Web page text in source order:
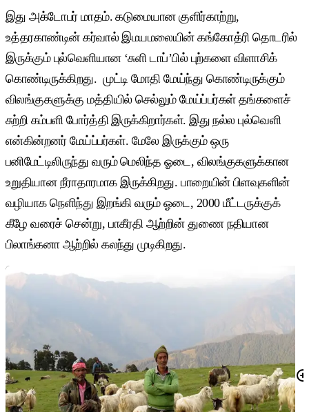
இது அக்டோபர் மாதம். கடுமையான குளிர்காற்று,
உத்தரகாண்டின் கர்வால் இமயமலையின் கங்கோத்ரி தொடரில்
இருக்கும் புல்வெளியான ‘சுளி டாப்’பில் புற்களை விளாசிக்
கொண்டிருக்கிறது. முட்டி மோதி மேய்ந்து கொண்டிருக்கும்
விலங்குகளுக்கு மத்தியில் செல்லும் மேய்ப்பர்கள் தங்களைச்
சுற்றி கம்பளி போர்த்தி இருக்கிறார்கள். இது நல்ல புல்வெளி
என்கின்றனர் மேய்ப்பர்கள். மேலே இருக்கும் ஒரு
பனிமேட்டிலிருந்து வரும் மெலிந்த ஓடை, விலங்குகளுக்கான
உறுதியான நீராதாரமாக இருக்கிறது. பாறையின் பிளவுகளின்
வழியாக நெளிந்து இறங்கி வரும் ஓடை, 2000 மீட்டருக்குக்
கீழே வரைச் சென்று, பாகீரதி ஆற்றின் துணை நதியான
பிலாங்கனா ஆற்றில் கலந்து முடிகிறது.